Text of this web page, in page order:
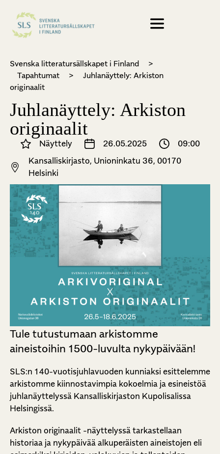
Svenska litteratursällskapet i Finland
>
Tapahtumat
>
Juhlanäyttely: Arkiston
originaalit
Juhlanäyttely: Arkiston
originaalit
Näyttely 26.05.2025
09:00
Kansalliskirjasto, Unioninkatu 36, 00170
Helsinki
Tule tutustumaan arkistomme
aineistoihin 1500-luvulta nykypäivään!
SLS:n 140-vuotisjuhlavuoden kunniaksi esittelemme
arkistomme kiinnostavimpia kokoelmia ja esineistöä
juhlanäyttelyssä Kansalliskirjaston Kupolisalissa
Helsingissä.
Arkiston originaalit -näyttelyssä tarkastellaan
historiaa ja nykypäivää alkuperäisten aineistojen eli